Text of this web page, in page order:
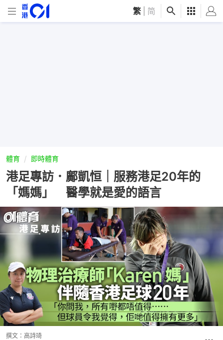
繁 简
體育 即時體育
港足專訪．鄺凱恒｜服務港足20年的
「媽媽」 醫學就是愛的語言
撰文： 高詩琦